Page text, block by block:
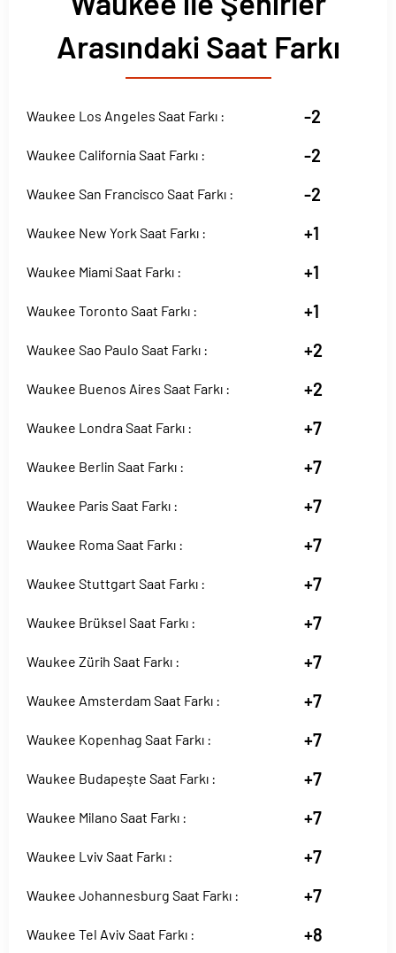
Arasındaki Saat Farkı
Waukee Los Angeles Saat Farkı : -2
Waukee California Saat Farkı : -2
Waukee San Francisco Saat Farkı : -2
Waukee New York Saat Farkı : +1
Waukee Miami Saat Farkı : +1
Waukee Toronto Saat Farkı : +1
Waukee Sao Paulo Saat Farkı : +2
Waukee Buenos Aires Saat Farkı : +2
Waukee Londra Saat Farkı : +7
Waukee Berlin Saat Farkı : +7
Waukee Paris Saat Farkı : +7
Waukee Roma Saat Farkı : +7
Waukee Stuttgart Saat Farkı : +7
Waukee Brüksel Saat Farkı : +7
Waukee Zürih Saat Farkı : +7
Waukee Amsterdam Saat Farkı : +7
Waukee Kopenhag Saat Farkı : +7
Waukee Budapeşte Saat Farkı : +7
Waukee Milano Saat Farkı : +7
Waukee Lviv Saat Farkı : +7
Waukee Johannesburg Saat Farkı : +7
Waukee Tel Aviv Saat Farkı : +8